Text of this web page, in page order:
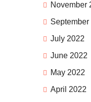
November
September
July 2022
June 2022
May 2022
April 2022